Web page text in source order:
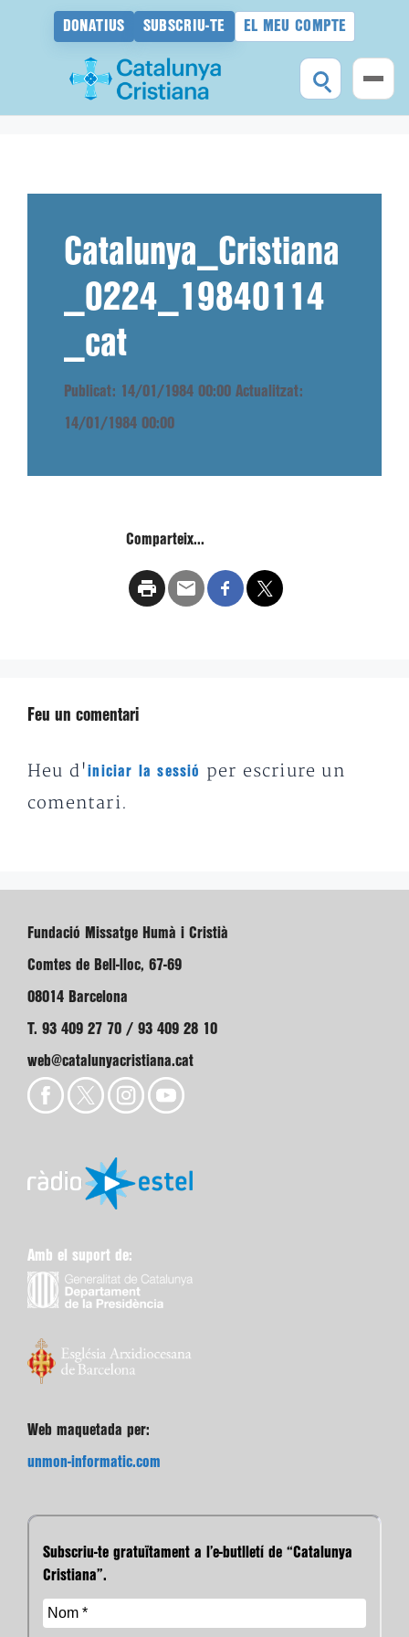
DONATIUS SUBSCRIU-TE EL MEU COMPTE
Catalunya_Cristiana
_0224_19840114
_cat
Publicat: 14/01/1984 00:00 Actualitzat:
14/01/1984 00:00
Comparteix...
Feu un comentari
Heu d'iniciar la sessió
per escriure un
comentari.
Fundació Missatge Humà i Cristià
Comtes de Bell-lloc, 67-69
08014 Barcelona
T. 93 409 27 70 / 93 409 28 10
web@catalunyacristiana.cat
Amb el suport de:
Web maquetada per:
unmon-informatic.com
Subscriu-te gratuïtament a l’e-butlletí de “Catalunya
Cristiana”.